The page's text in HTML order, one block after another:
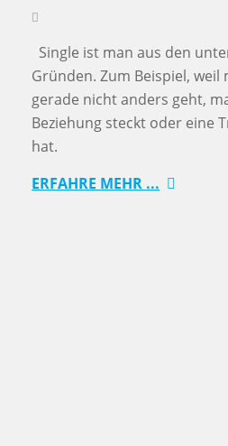
Single ist man aus den
Gründen. Zum Beispiel, weil
gerade nicht anders geht,
Beziehung steckt oder eine
hat.
ERFAHRE MEHR ...